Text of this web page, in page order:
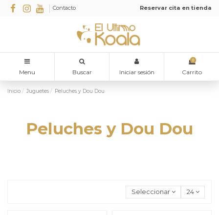
Contacto Reservar cita en tienda
Menu Buscar Iniciar sesión
0
Carrito
Inicio Juguetes Peluches y Dou Dou
Peluches y Dou Dou
Seleccionar 24